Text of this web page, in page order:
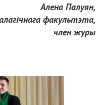
Алена Палуян,
факультэта,
член журы